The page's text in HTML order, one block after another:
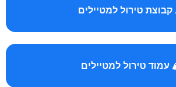
טירול למטיילים
טירול למטיילים